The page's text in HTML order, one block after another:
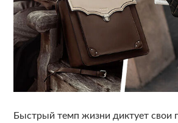
Быстрый темп жизни диктует свои